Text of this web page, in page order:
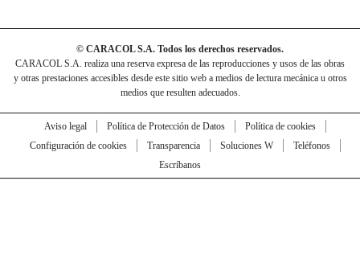
© CARACOL S.A. Todos los derechos reservados.
CARACOL S.A. realiza una reserva expresa de las reproducciones y usos de las obras
y otras prestaciones accesibles desde este sitio web a medios de lectura mecánica u otros
medios que resulten adecuados.
Aviso legal Política de Protección de Datos
Política de cookies
Configuración de cookies
Transparencia Soluciones W
Teléfonos
Escríbanos